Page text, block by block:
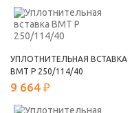
УПЛОТНИТЕЛЬНАЯ ВСТАВКА
ВМТ Р 250/114/40
9 664 ₽